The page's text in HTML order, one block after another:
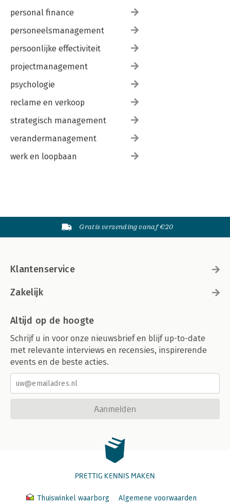
personal finance
personeelsmanagement
persoonlijke effectiviteit
projectmanagement
psychologie
reclame en verkoop
strategisch management
verandermanagement
werk en loopbaan
Gratis verzending vanaf €20
Klantenservice
Zakelijk
Altijd op de hoogte
Schrijf u in voor onze nieuwsbrief en blijf up-to-date
met relevante interviews en recensies, inspirerende
events en de beste acties.
Aanmelden
PRETTIG KENNIS MAKEN
Thuiswinkel waarborg Algemene voorwaarden